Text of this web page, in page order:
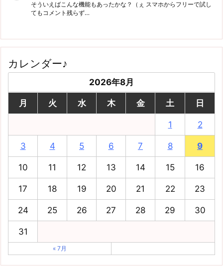
そういえばこんな機能もあったかな？（ぇ スマホからフリーで試し
てもコメント残らず…
カレンダー♪
2026年8月
月 火 水 木 金 土 日
1 2
3 4 5 6 7 8 9
10 11 12 13 14 15 16
17 18 19 20 21 22 23
24 25 26 27 28 29 30
31
« 7月